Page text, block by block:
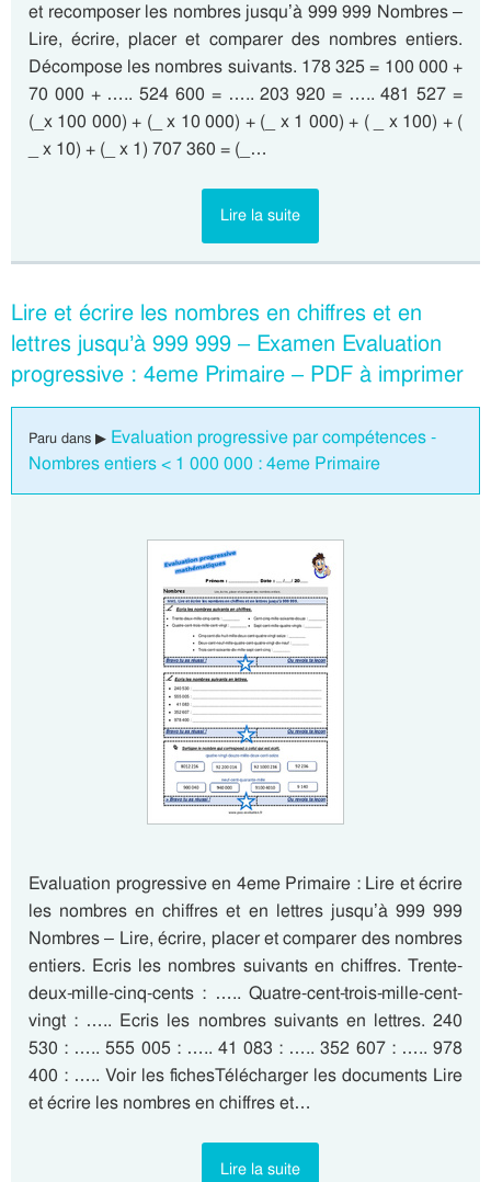
et recomposer les nombres jusqu’à 999 999 Nombres –
Lire, écrire, placer et comparer des nombres entiers.
Décompose les nombres suivants. 178 325 = 100 000 +
70 000 + ….. 524 600 = ….. 203 920 = ….. 481 527 =
(_x 100 000) + (_ x 10 000) + (_ x 1 000) + ( _ x 100) + (
_ x 10) + (_ x 1) 707 360 = (_…
Lire la suite
Lire et écrire les nombres en chiffres et en
lettres jusqu’à 999 999 – Examen Evaluation
progressive : 4eme Primaire – PDF à imprimer
Paru dans ▶ Evaluation progressive par compétences -
Nombres entiers < 1 000 000 : 4eme Primaire
Evaluation progressive en 4eme Primaire : Lire et écrire
les nombres en chiffres et en lettres jusqu’à 999 999
Nombres – Lire, écrire, placer et comparer des nombres
entiers. Ecris les nombres suivants en chiffres. Trente-
deux-mille-cinq-cents : ….. Quatre-cent-trois-mille-cent-
vingt : ….. Ecris les nombres suivants en lettres. 240
530 : ….. 555 005 : ….. 41 083 : ….. 352 607 : ….. 978
400 : ….. Voir les fichesTélécharger les documents Lire
et écrire les nombres en chiffres et…
Lire la suite